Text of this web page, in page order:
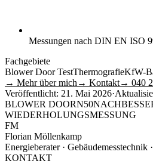
Messungen nach DIN EN ISO
Fachgebiete
Blower Door TestThermografieKfW-
→ Mehr über mich → Kontakt→ 040
Veröffentlicht: 21. Mai 2026·
BLOWER DOORN50
WIEDERHOLUNGSMESSUNG
FM
Florian Möllenkamp
Energieberater · Gebäudemesstechnik
KONTAKT